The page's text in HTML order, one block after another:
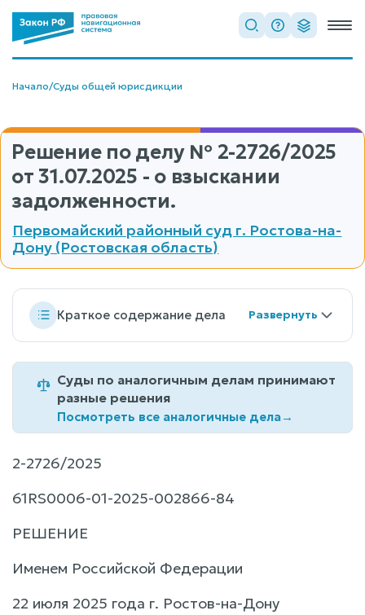
Начало/Суды общей юрисдикции
Решение по делу № 2-2726/2025
от 31.07.2025 - о взыскании
задолженности.
Первомайский районный суд г. Ростова-на-
Дону (Ростовская область)
Краткое содержание дела
Суды по аналогичным делам принимают
разные решения
Посмотреть все аналогичные дела→
2-2726/2025
61RS0006-01-2025-002866-84
РЕШЕНИЕ
Именем Российской Федерации
22 июля 2025 года г. Ростов-на-Дону